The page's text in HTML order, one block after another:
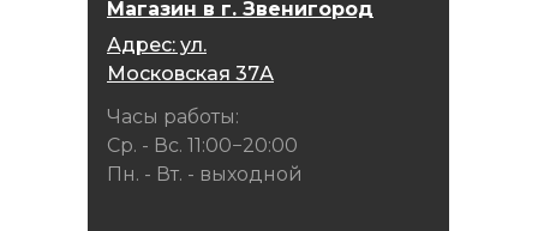
Часы работы:
Ср. - Вс. 11:00−20:00
Пн. - Вт. - выходной
Магазин в г. Звенигород
Адрес: ул.
Московская 37А